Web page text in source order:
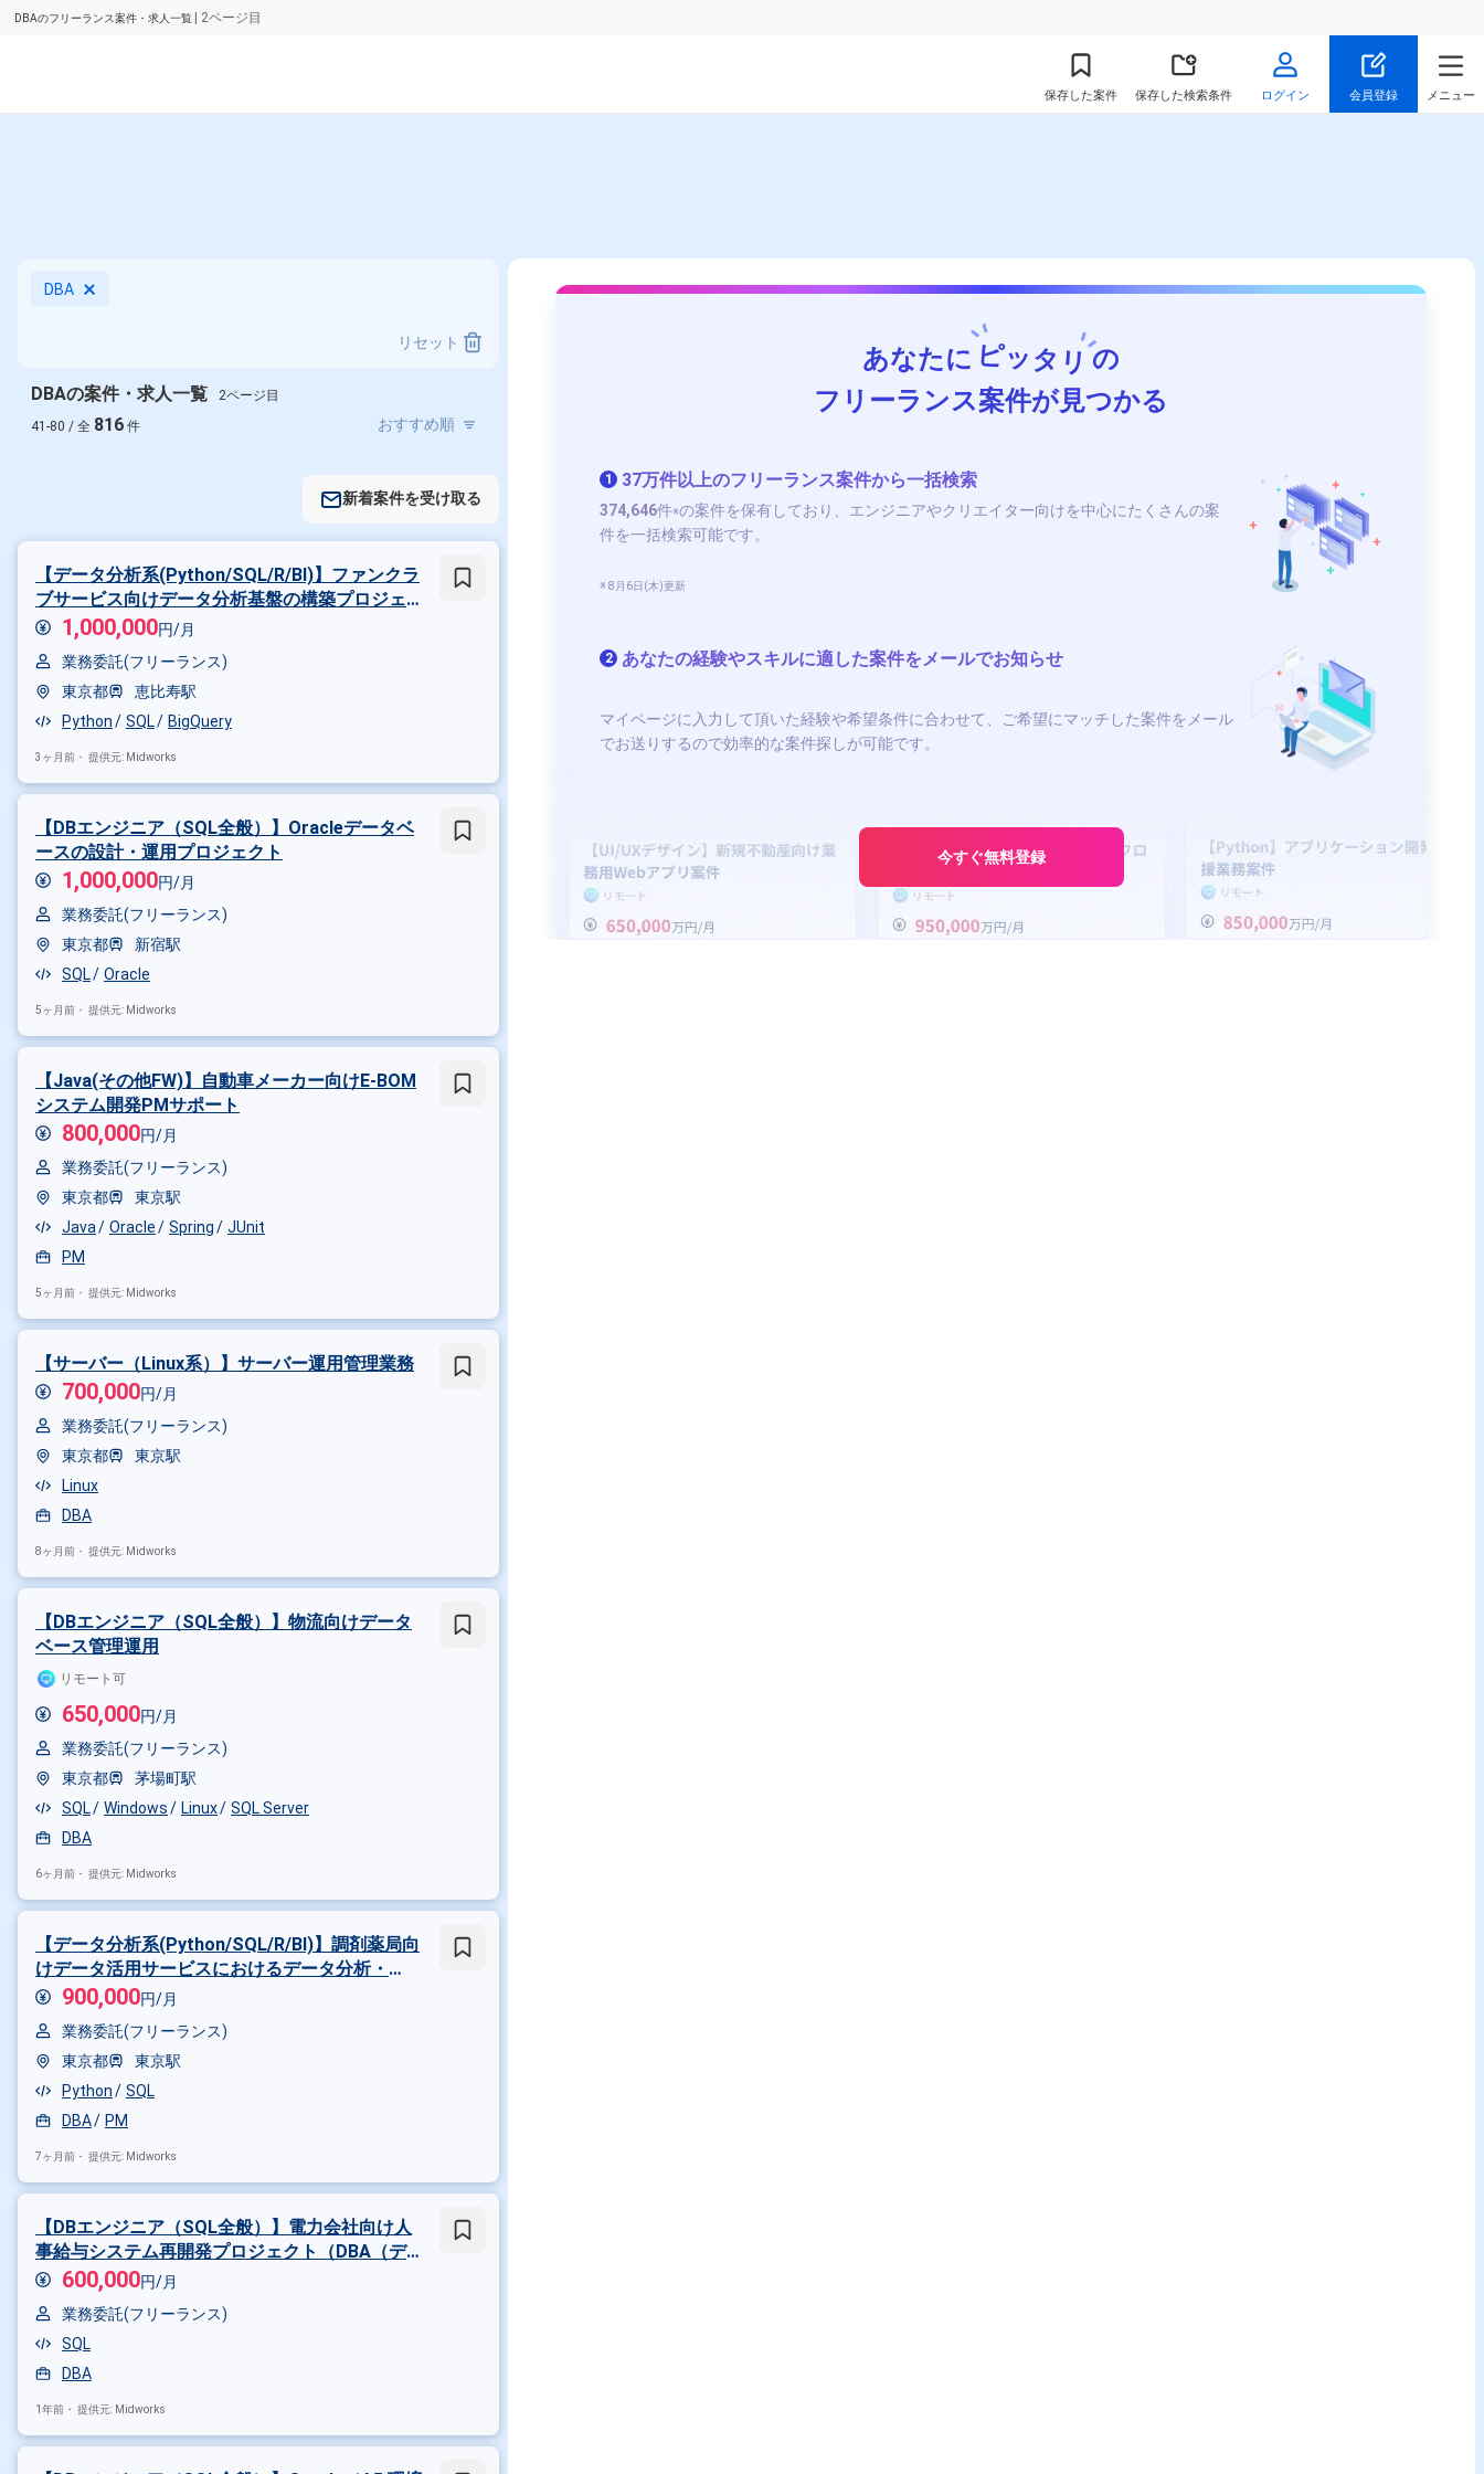
DBAのフリーランス案件・求人一覧 | 2ページ目
保存した案件 保存した検索条件 ログイン 会員登録 メニュー
DBA
リセット
DBAの案件・求人一覧
2ページ目
41-80 / 全 816 件
新着案件を受け取る
【データ分析系(Python/SQL/R/BI)】ファンクラ
ブサービス向けデータ分析基盤の構築プロジェ
クト1,000,000円/月
業務委託(フリーランス)
東京都
恵比寿駅
Python
SQL BigQuery
3ヶ月前・ 提供元: Midworks
【DBエンジニア（SQL全般）】Oracleデータベ
ースの設計・運用プロジェクト
1,000,000円/月
業務委託(フリーランス)
東京都
新宿駅
SQL
Oracle
5ヶ月前・ 提供元: Midworks
【Java(その他FW)】自動車メーカー向けE-BOM
システム開発PMサポート
800,000円/月
業務委託(フリーランス)
東京都
東京駅
Java
Oracle Spring
JUnit
PM
5ヶ月前・ 提供元: Midworks
【サーバー（Linux系）】サーバー運用管理業務
700,000円/月
業務委託(フリーランス)
東京都
東京駅
Linux
DBA
8ヶ月前・ 提供元: Midworks
【DBエンジニア（SQL全般）】物流向けデータ
ベース管理運用
リモート可
650,000円/月
業務委託(フリーランス)
東京都
茅場町駅
SQL
Windows Linux
SQL Server
DBA
6ヶ月前・ 提供元: Midworks
【データ分析系(Python/SQL/R/BI)】調剤薬局向
けデータ活用サービスにおけるデータ分析・
DBA兼PMアシスタント
900,000円/月
業務委託(フリーランス)
東京都
東京駅
Python
SQL
DBA
PM
7ヶ月前・ 提供元: Midworks
【DBエンジニア（SQL全般）】電力会社向け人
事給与システム再開発プロジェクト（DBA（デ
ータベース管理者））
600,000円/月
業務委託(フリーランス)
SQL
DBA
1年前・ 提供元: Midworks
あなたに ピッタリの
フリーランス案件が見つかる
1 37万件以上のフリーランス案件から一括検索
374,646件※の案件を保有しており、エンジニアやクリエイター向けを中心にたくさんの案
件を一括検索可能です。
※ 8月6日(木)更新
2 あなたの経験やスキルに適した案件をメールでお知らせ
マイページに入力して頂いた経験や希望条件に合わせて、ご希望にマッチした案件をメール
でお送りするので効率的な案件探しが可能です。
今すぐ無料登録